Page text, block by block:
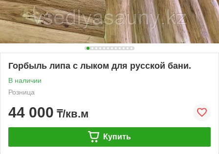
Горбыль липа с лыком для русской бани.
В наличии
Розница
44 000 ₸/кв.м
Купить